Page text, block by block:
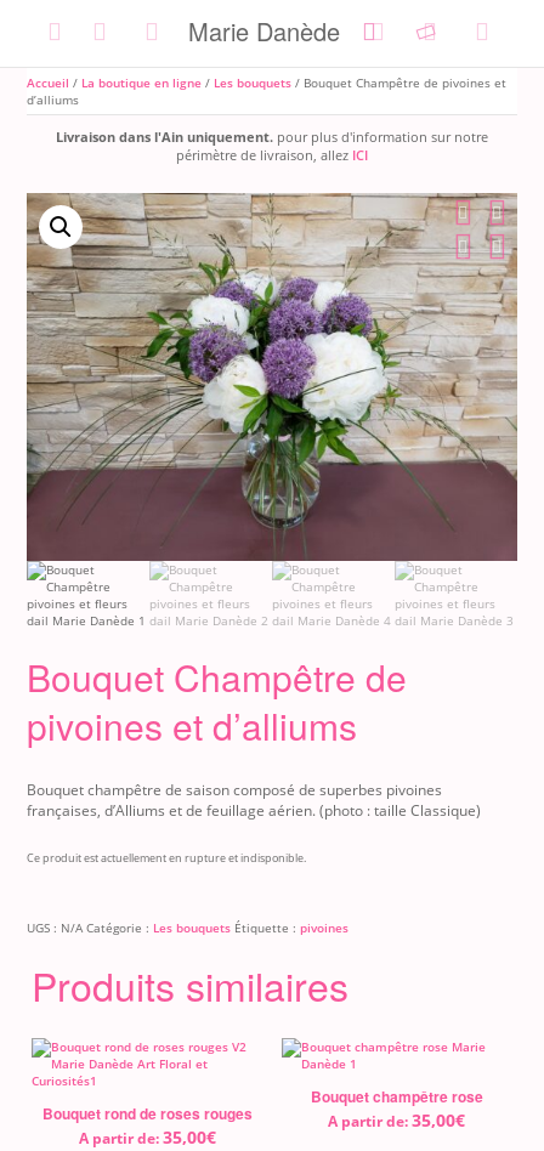
Marie Danède
Accueil / La boutique en ligne / Les bouquets / Bouquet Champêtre de pivoines et
d’alliums
Livraison dans l'Ain uniquement. pour plus d'information sur notre
périmètre de livraison, allez ICI
Bouquet Champêtre de
pivoines et d’alliums
Bouquet champêtre de saison composé de superbes pivoines
françaises, d’Alliums et de feuillage aérien.(photo : taille Classique)
Ce produit est actuellement en rupture et indisponible.
UGS : N/A Catégorie : Les bouquets Étiquette : pivoines
Produits similaires
Bouquet rond de roses rouges
A partir de:35,00€
Bouquet champêtre rose
A partir de:35,00€